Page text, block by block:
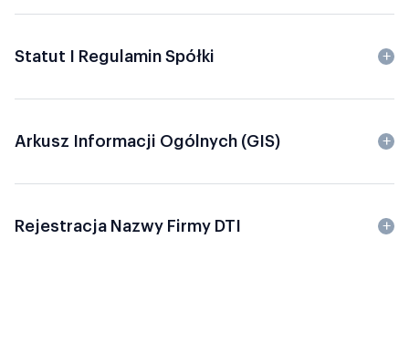
Statut I Regulamin Spółki
Arkusz Informacji Ogólnych (GIS)
Rejestracja Nazwy Firmy DTI